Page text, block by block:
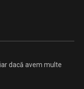
dacă avem multe